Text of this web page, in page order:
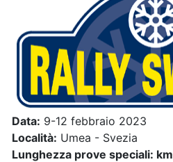
Data: 9-12 febbraio 2023
Località: Umea - Svezia
Lunghezza prove speciali: km